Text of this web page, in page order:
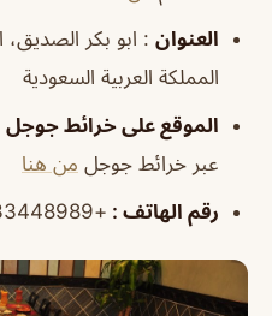
العنوان
المملكة العربية السعودية
الموقع على خرائط جوجل
عبر خرائط جوجل من هنا
رقم الهاتف :
+966133448989